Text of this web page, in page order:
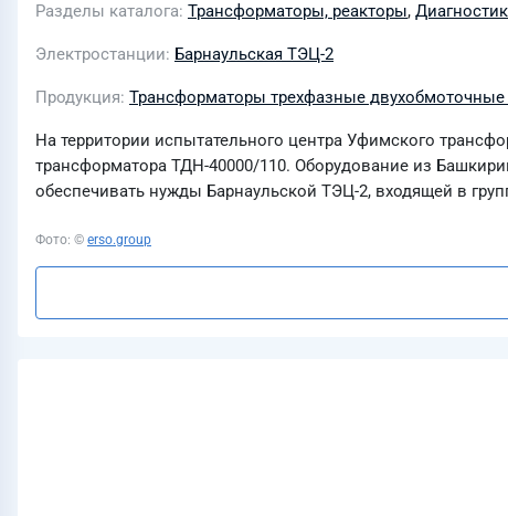
Разделы каталога Трансформаторы, реакторы,
Электростанции Барнаульская ТЭЦ-2
Продукция Трансформаторы трехфазные
На территории испытательного центра Уфимского
трансформатора ТДН-40000/110. Оборудование из
обеспечивать нужды Барнаульской ТЭЦ-2, входящей в
Фото: © erso.group